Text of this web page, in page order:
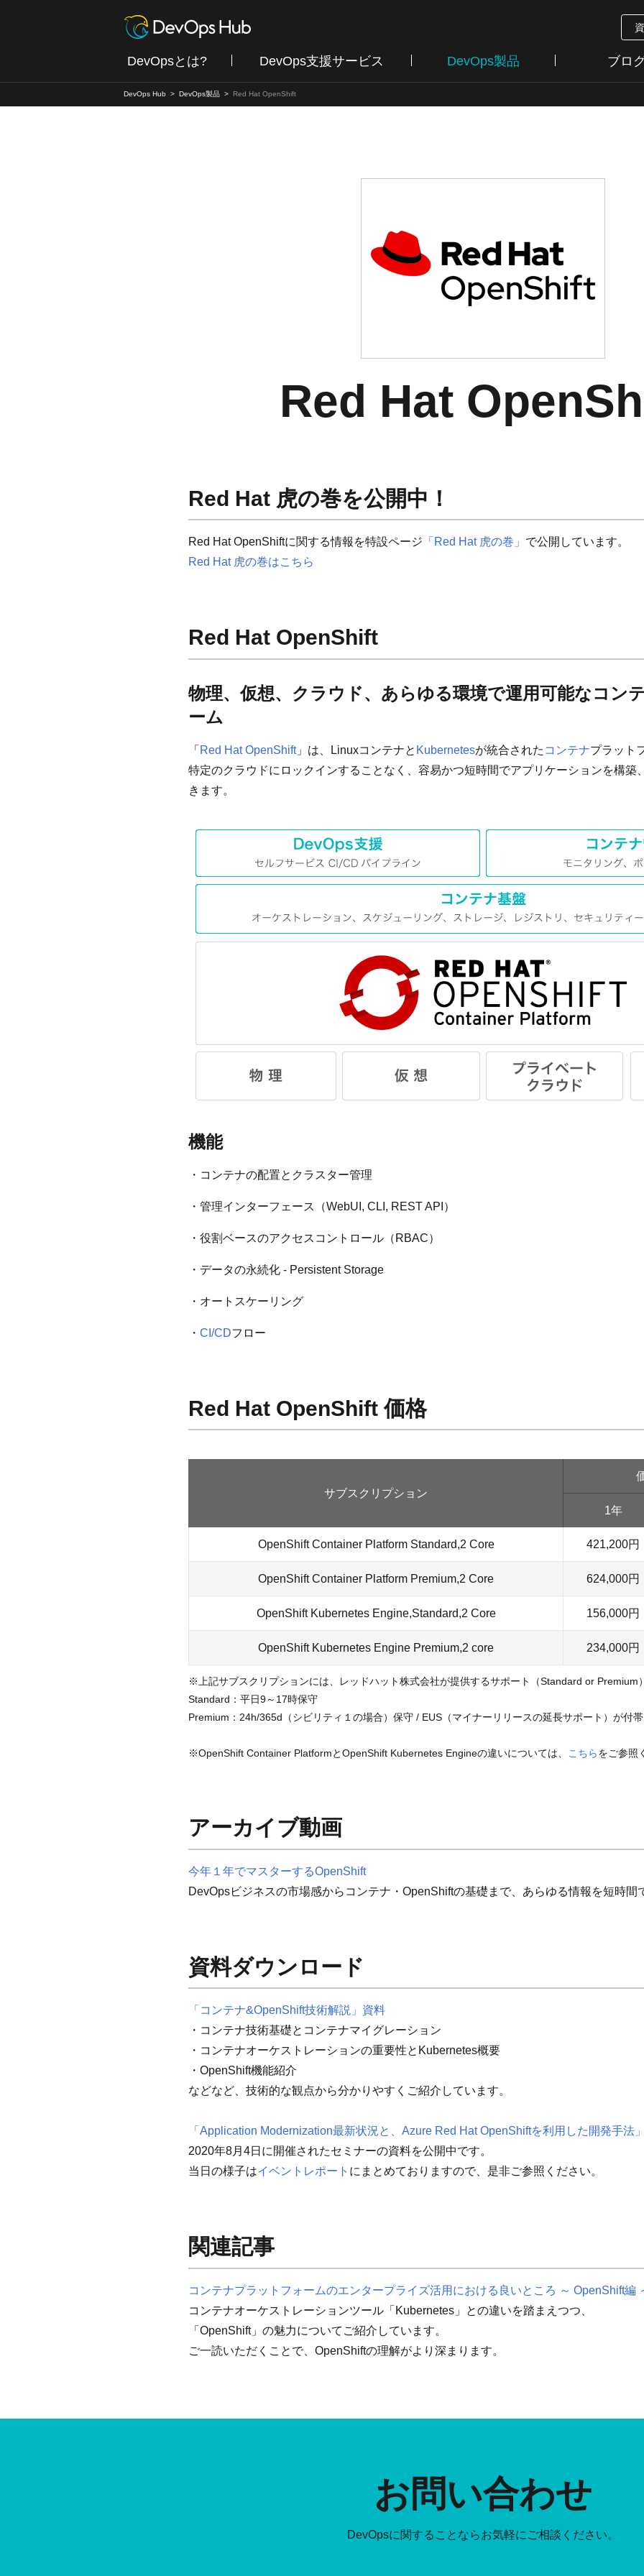
DevOpsとは? DevOps支援サービス DevOps製品 ブロ
DevOps Hub DevOps製品 Red Hat OpenShift
Red Hat
Red Hat 虎の巻を公開中！
Red Hat OpenShiftに関する情報を特設ページ 「Red Hat 虎の巻」 で公開しています。
Red Hat 虎の巻はこちら
Red Hat OpenShift
物理、仮想、クラウド、あらゆる環境で運用可能なコン
ーム
「 Red Hat OpenShift」は、Linuxコンテナと Kubernetesが統合された コンテナプラット
特定のクラウドにロックインすることなく、容易かつ短時間でアプリケーションを構築
きます。
機能
・コンテナの配置とクラスター管理
・管理インターフェース（WebUI, CLI, REST API）
・役割ベースのアクセスコントロール（RBAC）
・データの永続化 - Persistent Storage
・オートスケーリング
・ CI/CDフロー
Red Hat OpenShift 価格
サブスクリプション
1年
OpenShift Container Platform Standard,2 Core 421,200円
OpenShift Container Platform Premium,2 Core 624,000円
OpenShift Kubernetes Engine,Standard,2 Core 156,000円
OpenShift Kubernetes Engine Premium,2 core 234,000円
※上記サブスクリプションには、レッドハット株式会社が提供するサポート（Standard or Premium
Standard：平日9～17時保守
Premium：24h/365d（シビリティ１の場合）保守 / EUS（マイナーリリースの延長サポート）が付帯
※OpenShift Container PlatformとOpenShift Kubernetes Engineの違いについては、 こちらをご参照
アーカイブ動画
今年１年でマスターするOpenShift
DevOpsビジネスの市場感からコンテナ・OpenShiftの基礎まで、あらゆる情報を短時間
資料ダウンロード
「コンテナ&OpenShift技術解説」資料
・コンテナ技術基礎とコンテナマイグレーション
・コンテナオーケストレーションの重要性とKubernetes概要
・OpenShift機能紹介
などなど、技術的な観点から分かりやすくご紹介しています。
「Application Modernization最新状況と、Azure Red Hat OpenShiftを利用した開発手法
2020年8月4日に開催されたセミナーの資料を公開中です。
当日の様子はイベントレポート にまとめておりますので、是非ご参照ください。
関連記事
コンテナプラットフォームのエンタープライズ活用における良いところ ～ OpenShift編
コンテナオーケストレーションツール「Kubernetes」との違いを踏まえつつ、
「OpenShift」の魅力についてご紹介しています。
ご一読いただくことで、OpenShiftの理解がより深まります。
お問い合わせ
DevOpsに関することならお気軽にご相談ください。